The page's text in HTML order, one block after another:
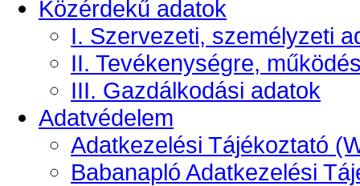
Közérdekű adatok
I. Szervezeti, személyzeti
II. Tevékenységre,
III. Gazdálkodási adatok
Adatvédelem
Adatkezelési Tájékoztató
Babanapló Adatkezelési